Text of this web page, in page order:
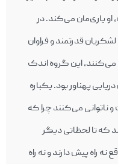
یاری‌مان می‌کند. در
قدرتمند و فراوان
می‌کنند، این گروه اندک
پهناور بود. یکباره
ناتوانی می‌کنند چرا که
که تا لحظاتی دیگر
راه پیش دارند و نه راه